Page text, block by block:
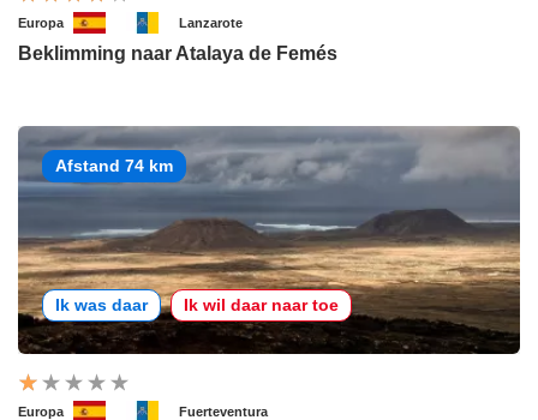
Europa Lanzarote
Beklimming naar Atalaya de Femés
Afstand 74 km
Ik was daar Ik wil daar naar toe
Europa Fuerteventura